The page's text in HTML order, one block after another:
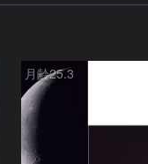
月齢25.3